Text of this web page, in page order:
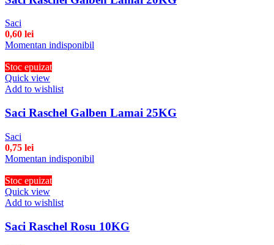
Saci
0,60 lei
Momentan indisponibil
Stoc epuizat
Quick view
Add to wishlist
Saci Raschel Galben Lamai 25KG
Saci
0,75 lei
Momentan indisponibil
Stoc epuizat
Quick view
Add to wishlist
Saci Raschel Rosu 10KG